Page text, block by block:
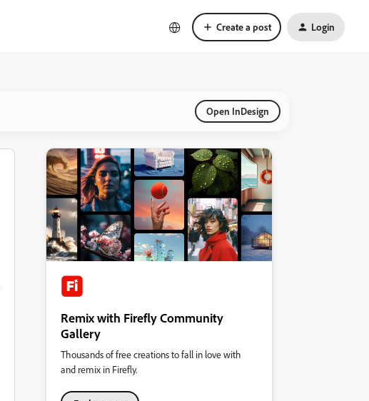
Create a post Login
Open InDesign
Remix with Firefly Community
Gallery
Thousands of free creations to fall in love with
and remix in Firefly.